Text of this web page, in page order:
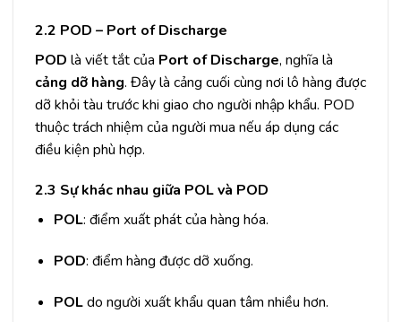
2.2 POD – Port of Discharge
POD là viết tắt của Port of Discharge, nghĩa là
cảng dỡ hàng. Đây là cảng cuối cùng nơi lô hàng được
dỡ khỏi tàu trước khi giao cho người nhập khẩu. POD
thuộc trách nhiệm của người mua nếu áp dụng các
điều kiện phù hợp.
2.3 Sự khác nhau giữa POL và POD
POL: điểm xuất phát của hàng hóa.
POD: điểm hàng được dỡ xuống.
POLdo người xuất khẩu quan tâm nhiều hơn.